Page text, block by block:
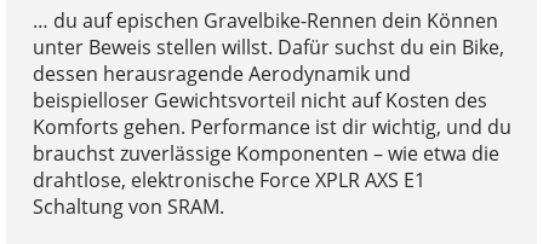
… du auf epischen Gravelbike-Rennen dein Können
unter Beweis stellen willst. Dafür suchst du ein Bike,
dessen herausragende Aerodynamik und
beispielloser Gewichtsvorteil nicht auf Kosten des
Komforts gehen. Performance ist dir wichtig, und du
brauchst zuverlässige Komponenten – wie etwa die
drahtlose, elektronische Force XPLR AXS E1
Schaltung von SRAM.